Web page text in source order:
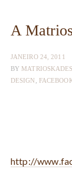
A
JANEIRO 24, 2011
BY
DESIGN
http://